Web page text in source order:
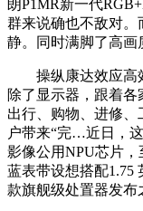
朗P1MR新一代
群来说确也不敌对。
静。同时满脚了高画
操纵康达效应高效
除了显示器，跟着
出行、购物、进修、
户带来“完…近日，
影像公用NPU芯片
蓝表带设想搭配1.75
款旗舰级处置器发布